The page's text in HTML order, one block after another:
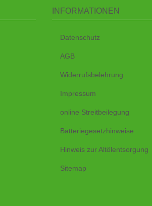
INFORMATIONEN
Datenschutz
AGB
Widerrufsbelehrung
Impressum
online Streitbeilegung
Batteriegesetzhinweise
Hinweis zur Altölentsorgung
Sitemap